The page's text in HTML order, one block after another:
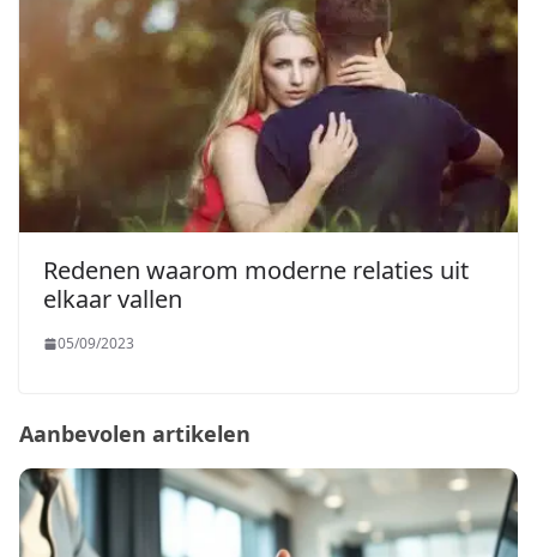
Redenen waarom moderne relaties uit
elkaar vallen
05/09/2023
Aanbevolen artikelen